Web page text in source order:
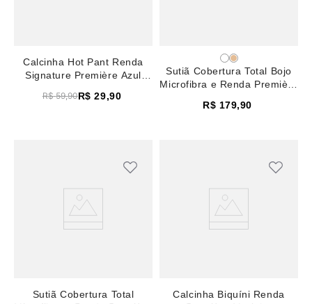
Calcinha Hot Pant Renda
Signature Première Azul
R$ 59,90R$ 29,90
Sutiã Cobertura Total Bojo
Microfibra e Renda Première
R$ 179,90
Sutiã Cobertura Total
Calcinha Biquíni Renda